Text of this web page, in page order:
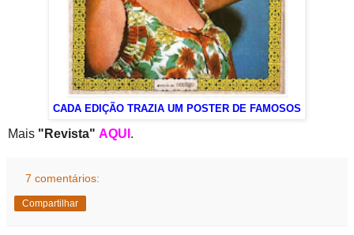
CADA EDIÇÃO TRAZIA UM POSTER DE FAMOSOS
Mais "Revista" AQUI .
7 comentários:
Compartilhar